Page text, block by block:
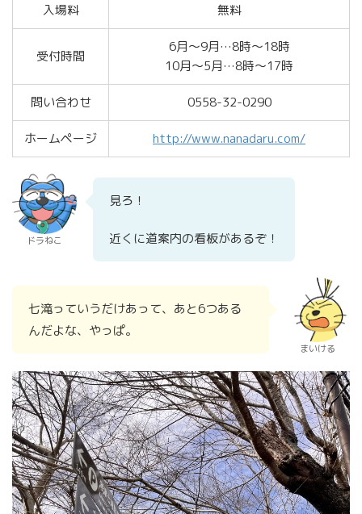
入場料 無料
受付時間
6月～9月…8時～18時
10月～5月…8時～17時
問い合わせ 0558-32-0290
ホームページ http://www.nanadaru.com/
ドラねこ
見ろ！
近くに道案内の看板があるぞ！
七滝っていうだけあって、あと6つある
んだよな、やっぱ。
まいける